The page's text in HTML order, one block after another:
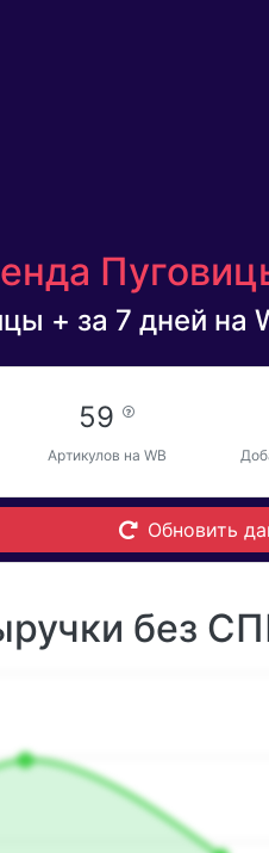
+ за 7 дней на
59
Артикулов на WB
Обновить
без